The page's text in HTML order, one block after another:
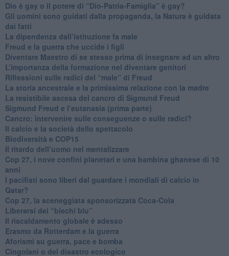
​Dio è gay o il potere di “Dio-Patria-Famiglia” è gay?
​Gli uomini sono guidati dalla propaganda, la Natura è guidata
dai fatti
La dipendenza dall’istituzione fa male
​Freud e la guerra che uccide i figli
​Diventare Maestro di se stesso prima di insegnare ad un altro
L’importanza della formazione nel diventare genitori
Riflessioni sulle radici del “male” di Freud
​La storia ancestrale e la primissima relazione con la madre
​La resistibile ascesa del cancro di Sigmund Freud
Sigmund Freud e l’eutanasia (prima parte)
Cancro: intervenire sulle conseguenze o sulle radici?
​Il calcio e la società dello spettacolo
Biodiversità e COP15
​Il ritardo dell’uomo nel mentalizzare
​Cop 27, i nove confini planetari e una bambina ghanese di 10
anni
​I pacifisti sono liberi dal guardare i mondiali di calcio in
Qatar?
​Cop 27, la sceneggiata sponsorizzata Coca-Cola
​Liberarsi dei “biechi blu”
Il riscaldamento globale è adesso
​Erasmo da Rotterdam e la guerra
​Aforismi su guerra, pace e bomba
Cingolani o del disastro ecologico